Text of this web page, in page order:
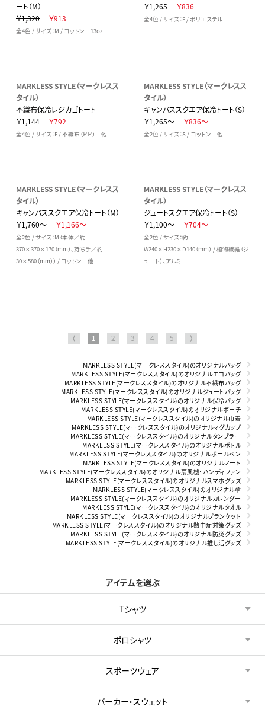
ート（M）
￥1,320
￥913
全4色 / サイズ：M / コットン 13oz
￥1,265
￥836
全4色 / サイズ：F / ポリエステル
MARKLESS STYLE（マークレスス
タイル）
不織布保冷レジカゴトート
￥1,144
￥792
全4色 / サイズ：F / 不織布（ＰＰ） 他
MARKLESS STYLE（マークレスス
タイル）
キャンバススクエア保冷トート（S）
￥1,265～
￥836～
全2色 / サイズ：S / コットン 他
MARKLESS STYLE（マークレスス
タイル）
キャンバススクエア保冷トート（M）
￥1,760～
￥1,166～
全2色 / サイズ：M（本体／約
370×370×170（mm）、持ち手／約
30×580（mm）） / コットン 他
MARKLESS STYLE（マークレスス
タイル）
ジュートスクエア保冷トート（S）
￥1,100～
￥704～
全2色 / サイズ：約
W240×H230×D140（mm） / 植物繊維（ジ
ュート）、アルミ
⟨ 1 2 3 4 5 ⟩
MARKLESS STYLE(マークレススタイル)のオリジナルバッグ
MARKLESS STYLE(マークレススタイル)のオリジナルエコバッグ
MARKLESS STYLE(マークレススタイル)のオリジナル不織布バッグ
MARKLESS STYLE(マークレススタイル)のオリジナルジュートバッグ
MARKLESS STYLE(マークレススタイル)のオリジナル保冷バッグ
MARKLESS STYLE(マークレススタイル)のオリジナルポーチ
MARKLESS STYLE(マークレススタイル)のオリジナル巾着
MARKLESS STYLE(マークレススタイル)のオリジナルマグカップ
MARKLESS STYLE(マークレススタイル)のオリジナルタンブラー
MARKLESS STYLE(マークレススタイル)のオリジナルボトル
MARKLESS STYLE(マークレススタイル)のオリジナルボールペン
MARKLESS STYLE(マークレススタイル)のオリジナルノート
MARKLESS STYLE(マークレススタイル)のオリジナル扇風機・ハンディファン
MARKLESS STYLE(マークレススタイル)のオリジナルスマホグッズ
MARKLESS STYLE(マークレススタイル)のオリジナル傘
MARKLESS STYLE(マークレススタイル)のオリジナルカレンダー
MARKLESS STYLE(マークレススタイル)のオリジナルタオル
MARKLESS STYLE(マークレススタイル)のオリジナルブランケット
MARKLESS STYLE(マークレススタイル)のオリジナル熱中症対策グッズ
MARKLESS STYLE(マークレススタイル)のオリジナル防災グッズ
MARKLESS STYLE(マークレススタイル)のオリジナル推し活グッズ
アイテムを選ぶ
Tシャツ
ポロシャツ
スポーツウェア
パーカー・スウェット